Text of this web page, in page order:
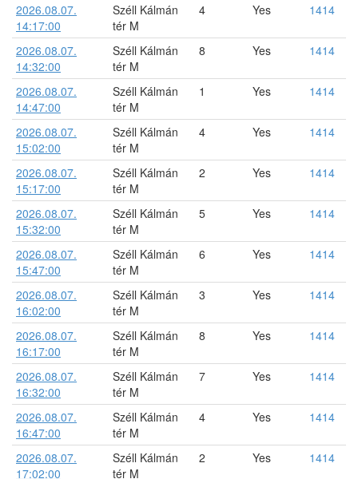
2026.08.07.
14:17:00
Széll Kálmán
tér M
4 Yes 1414
2026.08.07.
14:32:00
Széll Kálmán
tér M
8 Yes 1414
2026.08.07.
14:47:00
Széll Kálmán
tér M
1 Yes 1414
2026.08.07.
15:02:00
Széll Kálmán
tér M
4 Yes 1414
2026.08.07.
15:17:00
Széll Kálmán
tér M
2 Yes 1414
2026.08.07.
15:32:00
Széll Kálmán
tér M
5 Yes 1414
2026.08.07.
15:47:00
Széll Kálmán
tér M
6 Yes 1414
2026.08.07.
16:02:00
Széll Kálmán
tér M
3 Yes 1414
2026.08.07.
16:17:00
Széll Kálmán
tér M
8 Yes 1414
2026.08.07.
16:32:00
Széll Kálmán
tér M
7 Yes 1414
2026.08.07.
16:47:00
Széll Kálmán
tér M
4 Yes 1414
2026.08.07.
17:02:00
Széll Kálmán
tér M
2 Yes 1414